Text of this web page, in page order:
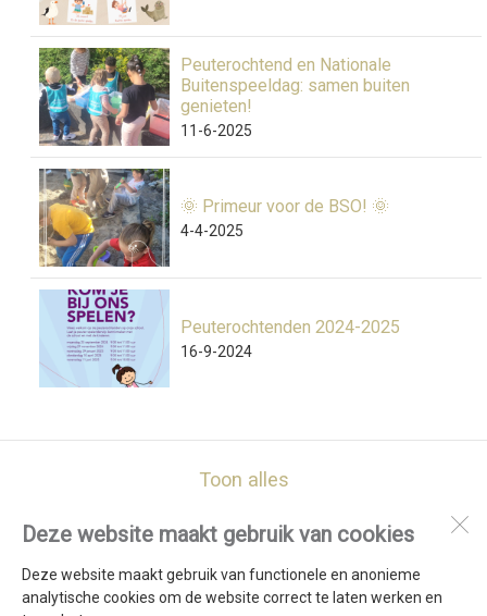
Deze website maakt gebruik van cookies
Deze website maakt gebruik van functionele en anonieme
analytische cookies om de website correct te laten werken en
Peuterochtend en Nationale
Buitenspeeldag: samen buiten
genieten!
11-6-2025
🌞 Primeur voor de BSO! 🌞
4-4-2025
Peuterochtenden 2024-2025
16-9-2024
Toon alles
Baljuwstraat 237
1785 SH Den Helder